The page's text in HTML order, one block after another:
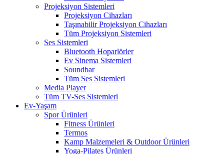
Projeksiyon Sistemleri
Projeksiyon Cihazları
Taşınabilir Projeksiyon Cihazları
Tüm Projeksiyon Sistemleri
Ses Sistemleri
Bluetooth Hoparlörler
Ev Sinema Sistemleri
Soundbar
Tüm Ses Sistemleri
Media Player
Tüm TV-Ses Sistemleri
Ev-Yaşam
Spor Ürünleri
Fitness Ürünleri
Termos
Kamp Malzemeleri & Outdoor Ürünleri
Yoga-Pilates Ürünleri